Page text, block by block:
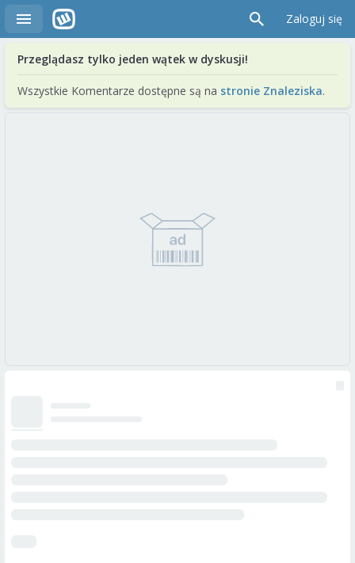
Zaloguj się
Przeglądasz tylko jeden wątek w dyskusji!
Wszystkie Komentarze dostępne są na stronie Znaleziska.